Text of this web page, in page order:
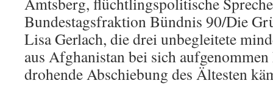
Bundestagsfraktion Bündnis 90/Die
Lisa Gerlach, die drei unbegleitete
aus Afghanistan bei sich
drohende Abschiebung des Ältesten